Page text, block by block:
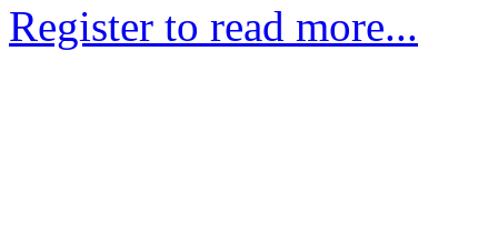
Register to read more...